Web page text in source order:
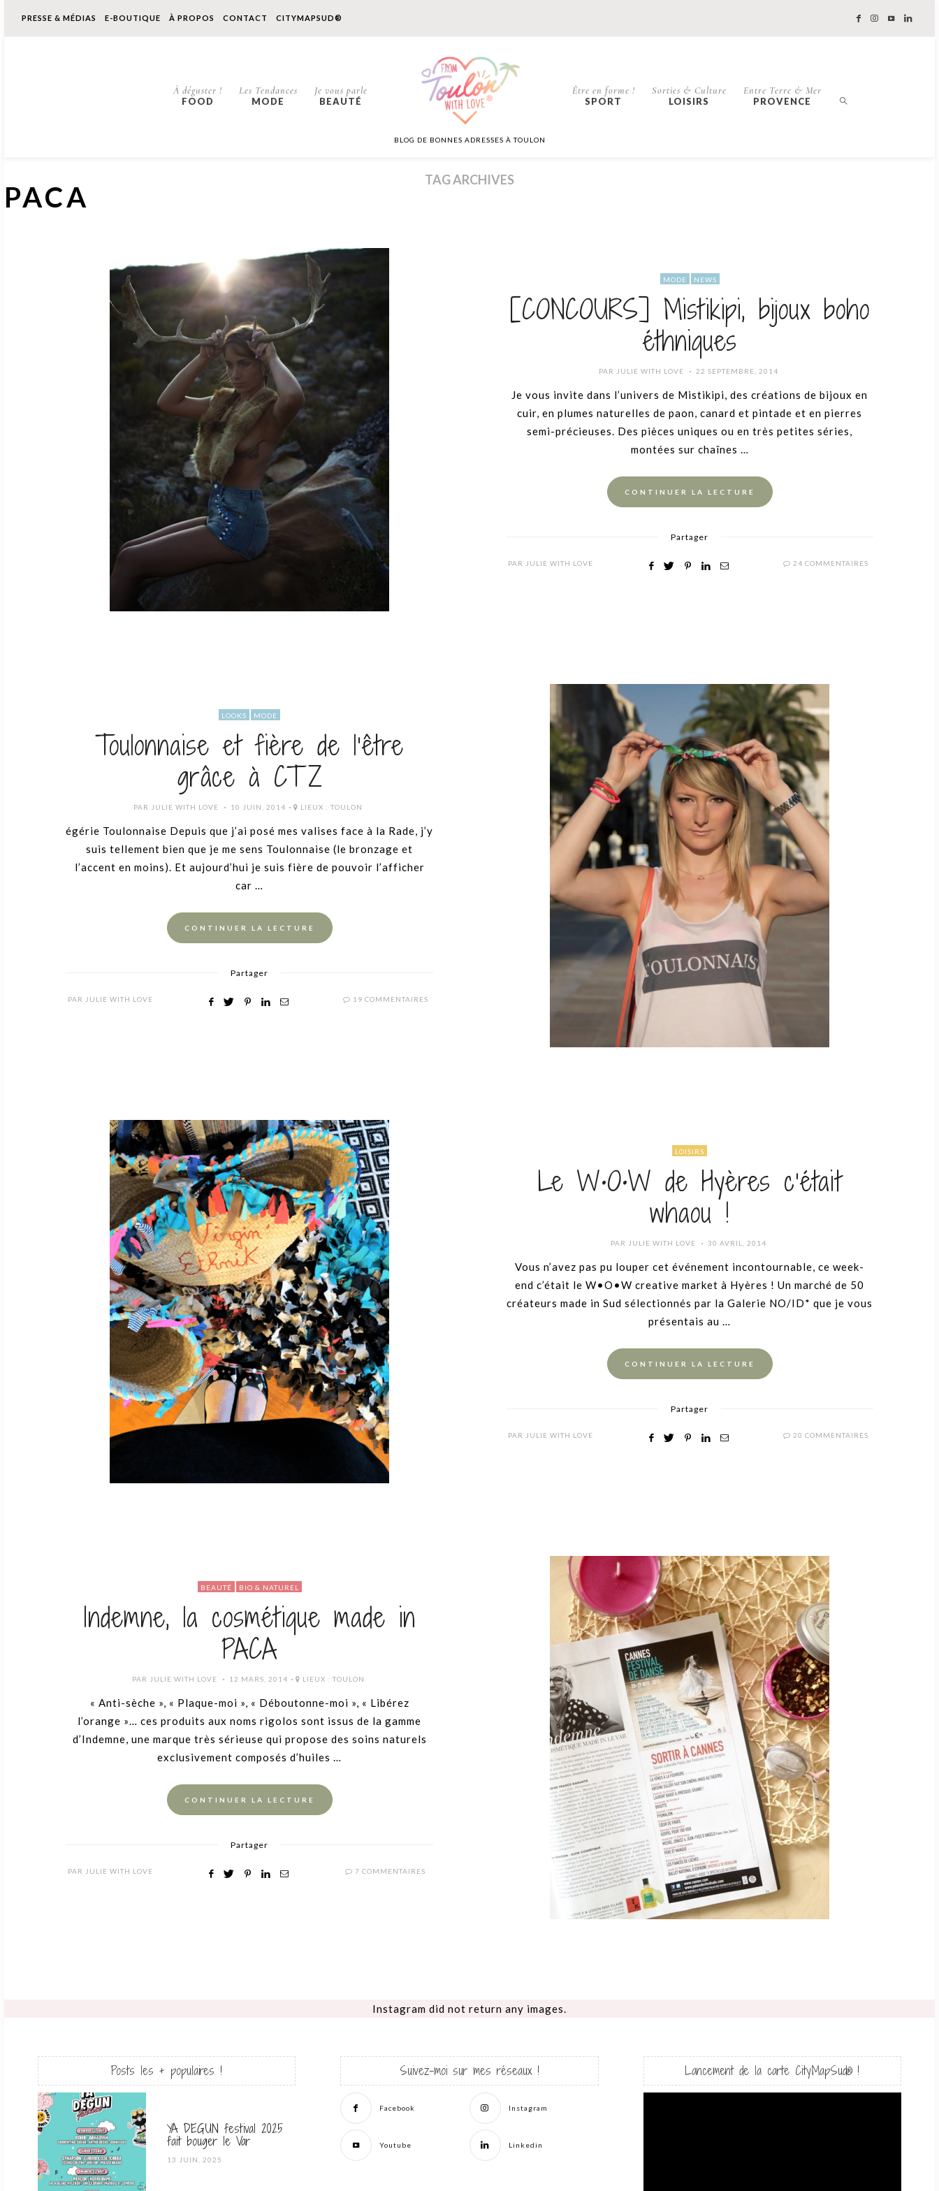
PRESSE & MÉDIAS E-BOUTIQUE À PROPOS CONTACT CITYMAPSUD®
À déguster !
FOOD
Les Tendances
MODE
Je vous parle
BEAUTÉ
BLOG DE BONNES ADRESSES À TOULON
Être en forme !
SPORT
Sorties & Culture
LOISIRS
Entre Terre & Mer
PROVENCE
TAG ARCHIVES
PACA
MODE NEWS
[CONCOURS] Mistikipi, bijoux boho
éthniques
PAR JULIE WITH LOVE
POSTED
22 SEPTEMBRE, 2014
Je vous invite dans l’univers de Mistikipi, des créations de bijoux en
cuir, en plumes naturelles de paon, canard et pintade et en pierres
semi-précieuses. Des pièces uniques ou en très petites séries,
montées sur chaînes …
CONTINUER LA LECTURE
Partager
PAR JULIE WITH LOVE 24 COMMENTAIRES
LOOKS MODE
Toulonnaise et fière de l’être
grâce à CTZ
PAR JULIE WITH LOVE
POSTED
10 JUIN, 2014 LIEUX : TOULON
égérie Toulonnaise Depuis que j’ai posé mes valises face à la Rade, j’y
suis tellement bien que je me sens Toulonnaise (le bronzage et
l’accent en moins). Et aujourd’hui je suis fière de pouvoir l’afficher
car …
CONTINUER LA LECTURE
Partager
PAR JULIE WITH LOVE 19 COMMENTAIRES
LOISIRS
Le W•O•W de Hyères c’était
whaou !
PAR JULIE WITH LOVE
POSTED
30 AVRIL, 2014
Vous n’avez pas pu louper cet événement incontournable, ce week-
end c’était le W•O•W creative market à Hyères ! Un marché de 50
créateurs made in Sud sélectionnés par la Galerie NO/ID* que je vous
présentais au …
CONTINUER LA LECTURE
Partager
PAR JULIE WITH LOVE 20 COMMENTAIRES
BEAUTÉ BIO & NATUREL
Indemne, la cosmétique made in
PACA
PAR JULIE WITH LOVE
POSTED
12 MARS, 2014 LIEUX : TOULON
« Anti-sèche », « Plaque-moi », « Déboutonne-moi », « Libérez
l’orange »… ces produits aux noms rigolos sont issus de la gamme
d’Indemne, une marque très sérieuse qui propose des soins naturels
exclusivement composés d’huiles …
CONTINUER LA LECTURE
Partager
PAR JULIE WITH LOVE 7 COMMENTAIRES
Instagram did not return any images.
Posts les + populaires !
YA DEGUN festival 2025
fait bouger le Var
POSTED
13 JUIN, 2025
Suivez-moi sur mes réseaux !
Facebook Instagram
Youtube Linkedin
Lancement de la carte CityMapSud® !